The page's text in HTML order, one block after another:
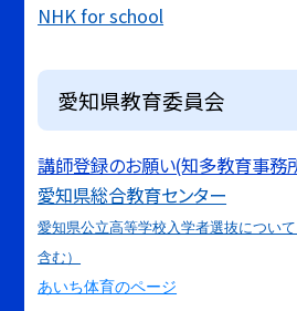
NHK for school
愛知県教育委員会
講師登録のお願い(知多教育事務
愛知県総合教育センター
愛知県公立高等学校入学者選抜につい
含む）
あいち体育のページ